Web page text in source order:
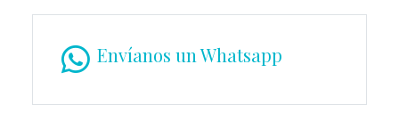
Envíanos un Whatsapp